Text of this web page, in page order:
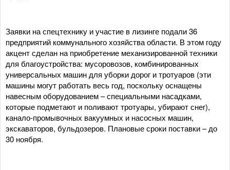
Заявки на спецтехнику и участие в лизинге подали 36
предприятий коммунального хозяйства области. В этом году
акцент сделан на приобретение механизированной техники
для благоустройства: мусоровозов, комбинированных
универсальных машин для уборки дорог и тротуаров (эти
машины могут работать весь год, поскольку оснащены
навесным оборудованием – специальными насадками,
которые подметают и поливают тротуары, убирают снег),
канало-промывочных вакуумных и насосных машин,
экскаваторов, бульдозеров. Плановые сроки поставки – до
30 ноября.